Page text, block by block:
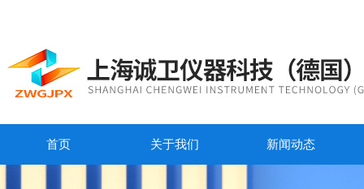
首页 关于我们 新闻动态